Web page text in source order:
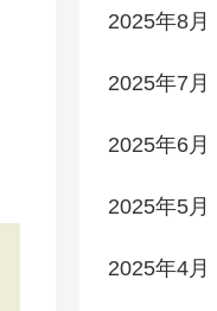
2025年8月
2025年7月
2025年6月
2025年5月
2025年4月